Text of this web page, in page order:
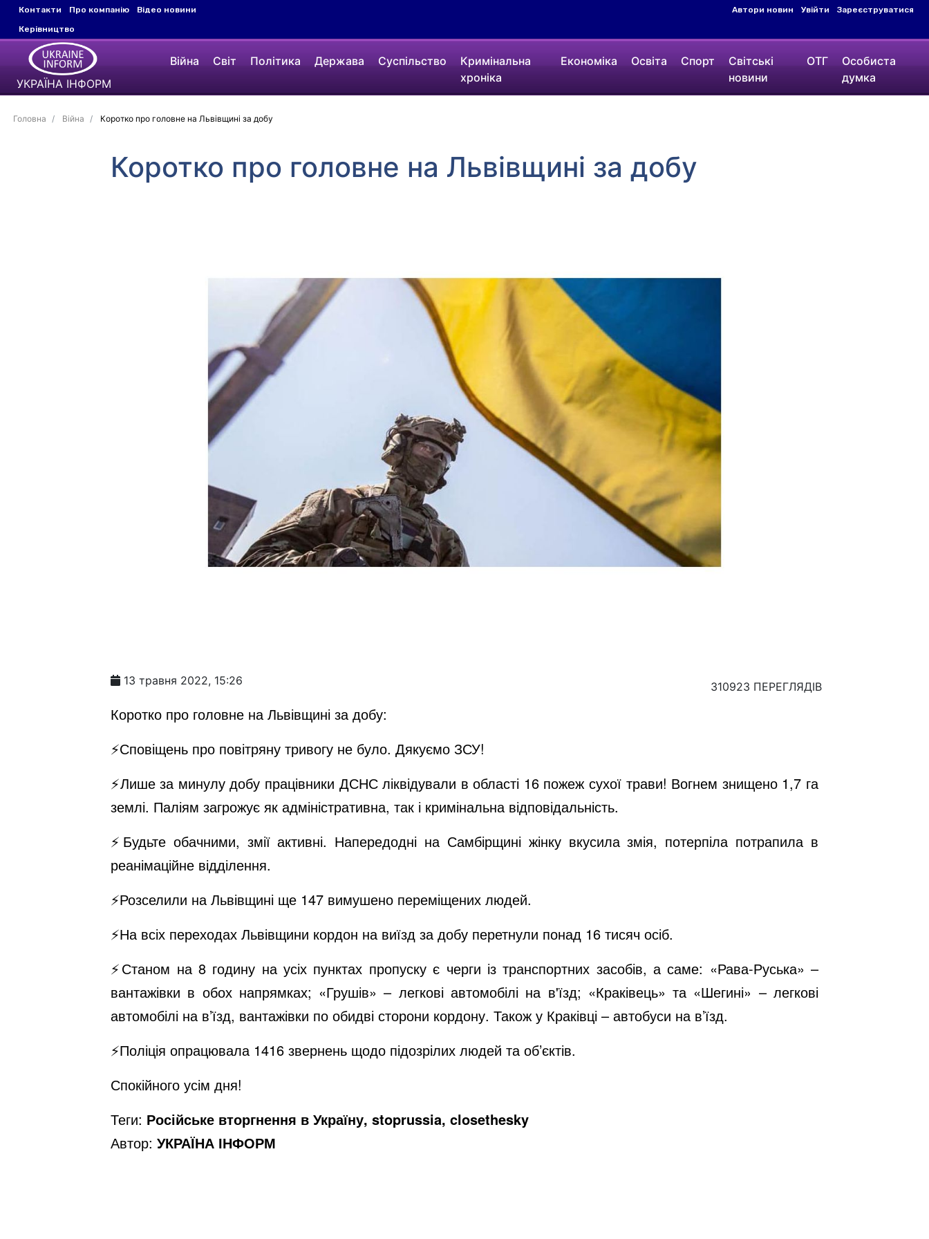
Контакти Про компанію
Відео новини
Керівництво
Автори новин Увійти Зареєструватися
УКРАЇНА ІНФОРМ
Війна Світ Політика Держава Суспільство
Кримінальна
хроніка
Економіка Освіта Спорт
Світські
новини
ОТГ
Особиста
думка
Головна Війна Коротко про головне на Львівщині за добу
Коротко про головне на Львівщині за добу
13 травня 2022, 15:26 310923 ПЕРЕГЛЯДІВ
Коротко про головне на Львівщині за добу:
⚡️Сповіщень про повітряну тривогу не було. Дякуємо ЗСУ!
⚡️Лише за минулу добу працівники ДСНС ліквідували в області 16 пожеж сухої трави! Вогнем знищено 1,7 га
землі. Паліям загрожує як адміністративна, так і кримінальна відповідальність.
⚡️Будьте обачними, змії активні. Напередодні на Самбірщині жінку вкусила змія, потерпіла потрапила в
реанімаційне відділення.
⚡️Розселили на Львівщині ще 147 вимушено переміщених людей.
⚡️На всіх переходах Львівщини кордон на виїзд за добу перетнули понад 16 тисяч осіб.
⚡️Станом на 8 годину на усіх пунктах пропуску є черги із транспортних засобів, а саме: «Рава-Руська» –
вантажівки в обох напрямках; «Грушів» – легкові автомобілі на в'їзд; «Краківець» та «Шегині» – легкові
автомобілі на в’їзд, вантажівки по обидві сторони кордону. Також у Краківці – автобуси на в’їзд.
⚡️Поліція опрацювала 1416 звернень щодо підозрілих людей та об’єктів.
Спокійного усім дня!
Теги: Російське вторгнення в Україну, stoprussia, closethesky
Автор: УКРАЇНА ІНФОРМ